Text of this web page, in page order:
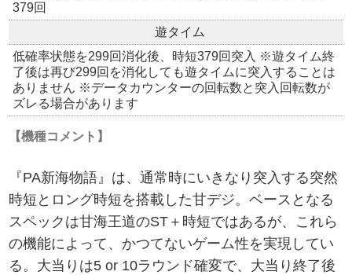
379回
遊タイム
低確率状態を299回消化後、時短379回突入 ※遊タイム終
了後は再び299回を消化しても遊タイムに突入することは
ありません ※データカウンターの回転数と突入回転数が
ズレる場合があります
【機種コメント】
『PA新海物語』は、通常時にいきなり突入する突然
時短とロング時短を搭載した甘デジ。ベースとなる
スペックは甘海王道のST＋時短ではあるが、これら
の機能によって、かつてないゲーム性を実現してい
る。大当りは5 or 10ラウンド確変で、大当り終了後